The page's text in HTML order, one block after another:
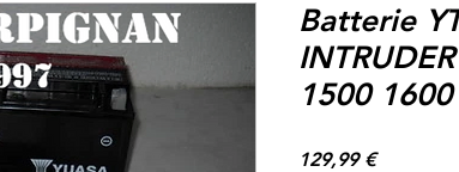
Batterie
1500
129,99 €Prix